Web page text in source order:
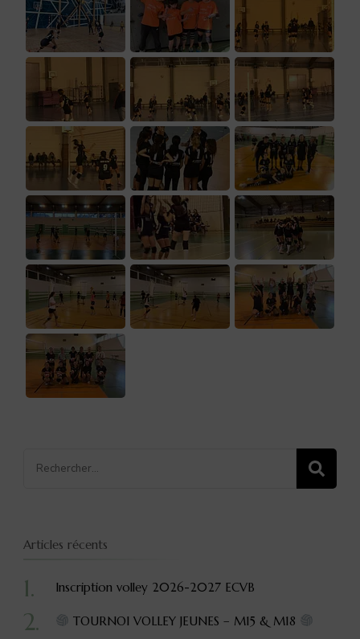
Articles récents
Inscription volley 2026-2027 ECVB
TOURNOI VOLLEY JEUNES – M15 & M18